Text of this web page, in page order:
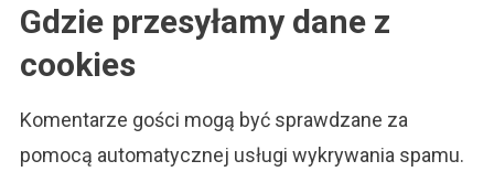
Gdzie przesyłamy dane z
cookies
Komentarze gości mogą być sprawdzane za
pomocą automatycznej usługi wykrywania spamu.